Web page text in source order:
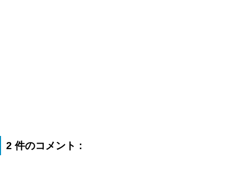
2 件のコメント :